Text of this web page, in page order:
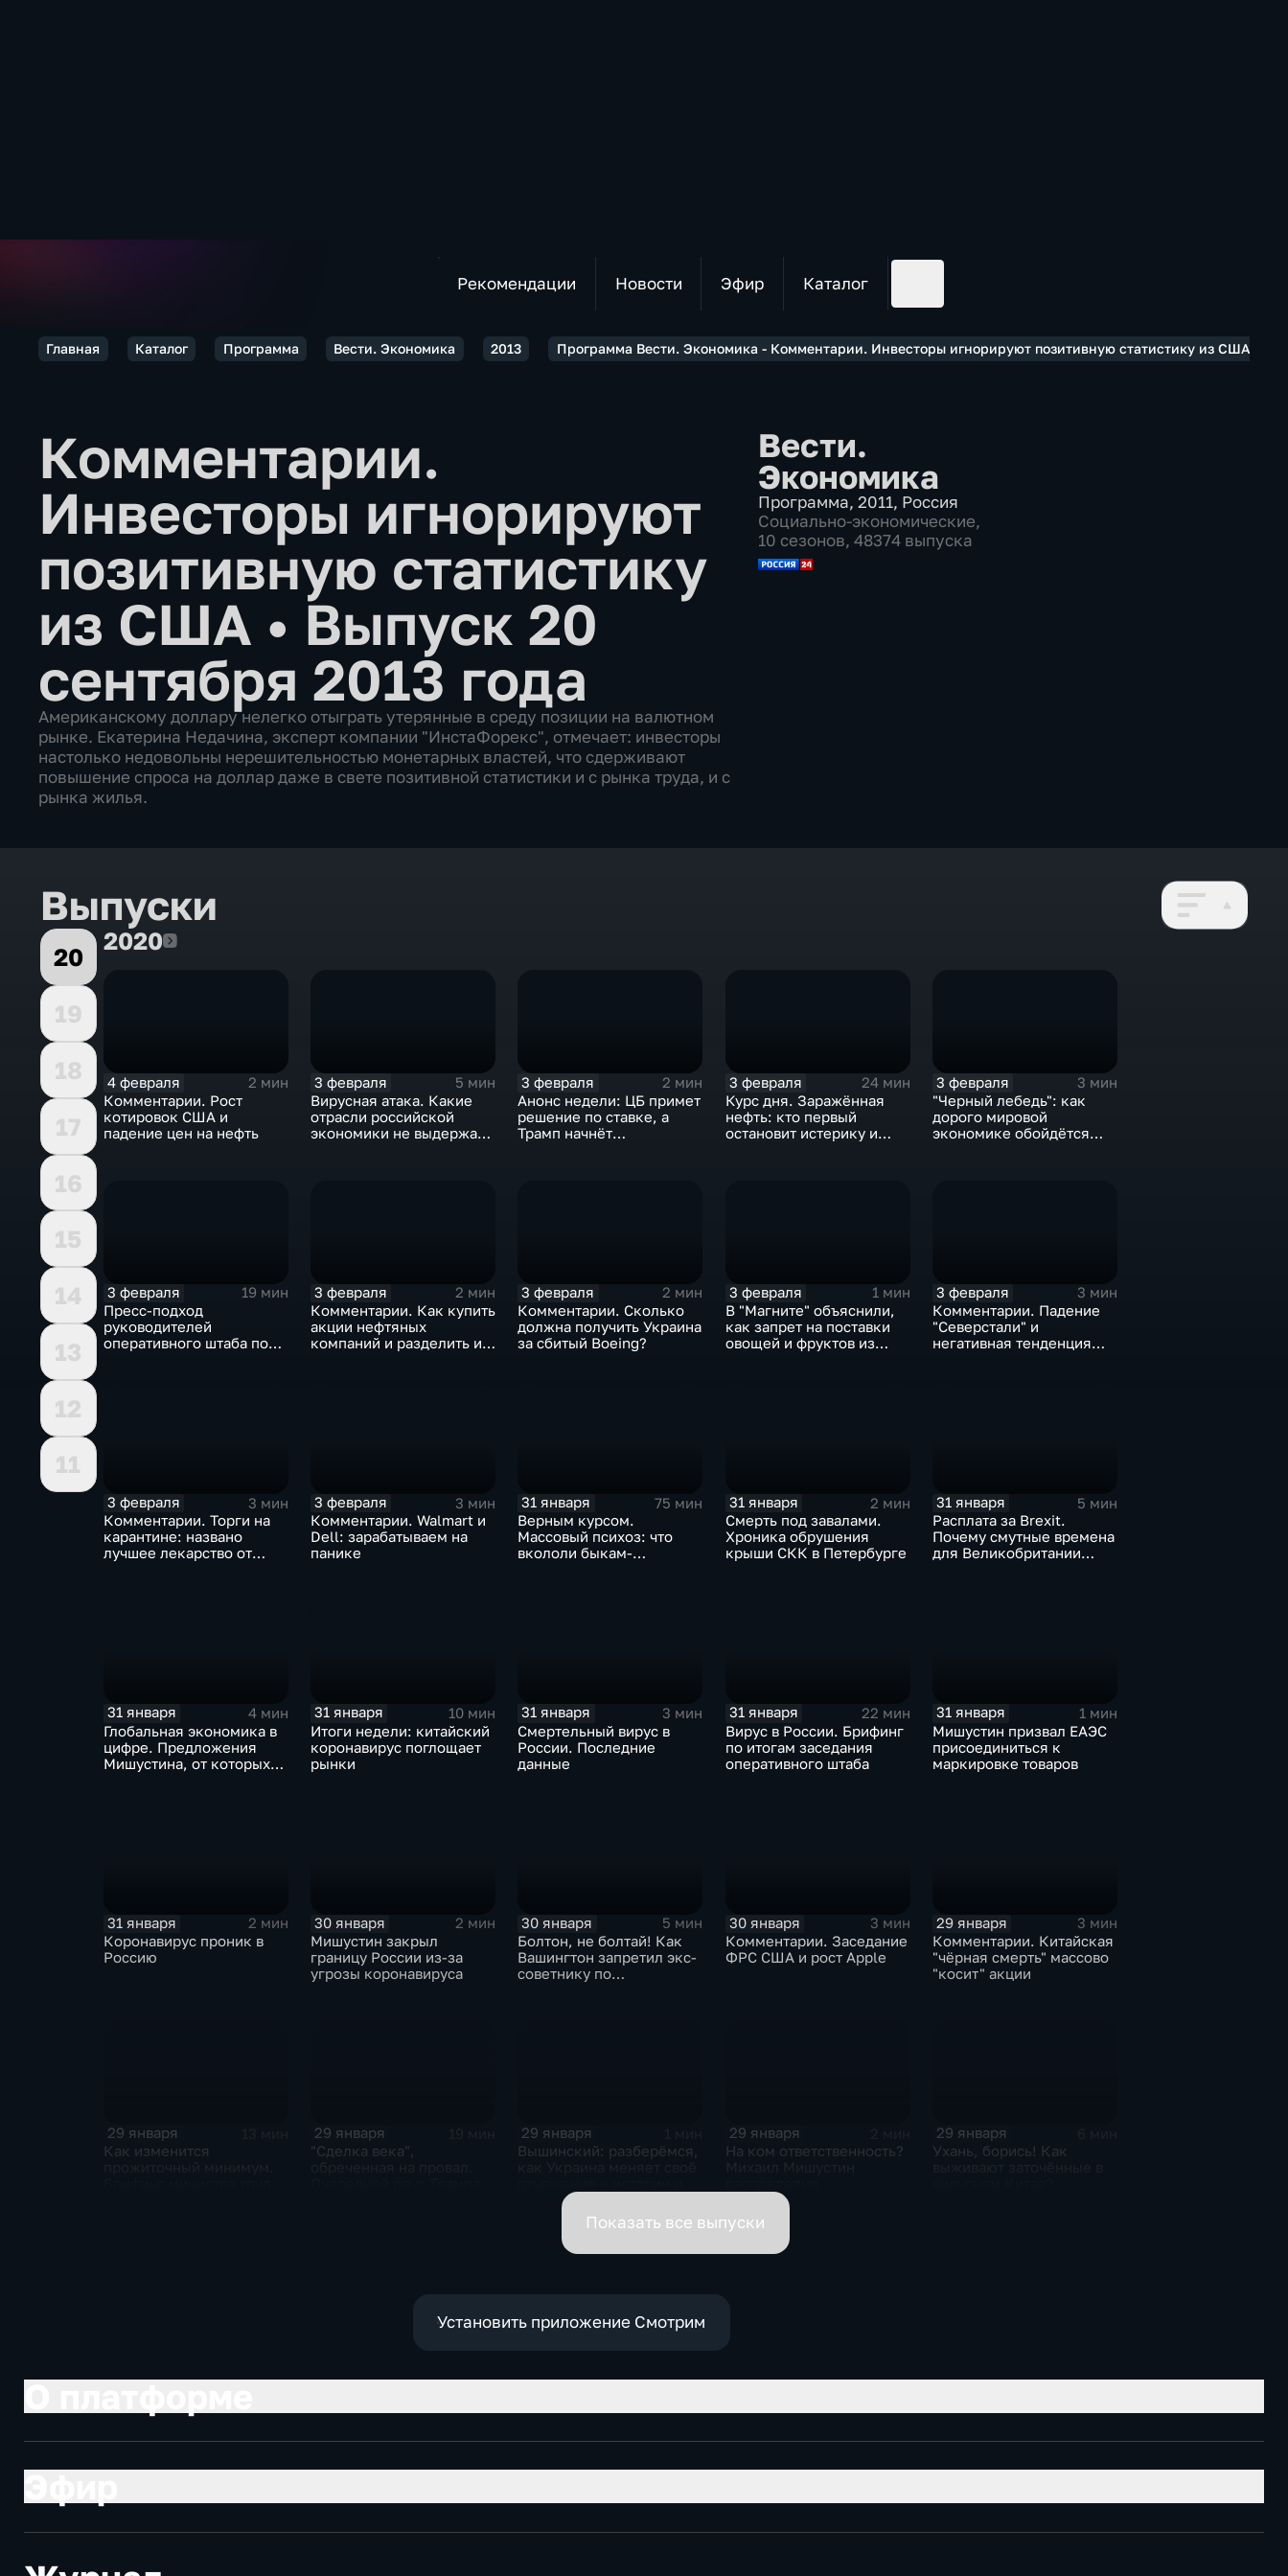
Рекомендации Новости Эфир Каталог
Главная Каталог Программа Вести. Экономика 2013 Программа Вести. Экономика - Комментарии. Инвесторы игнорируют позитивную статистику из США
Комментарии.
Инвесторы игнорируют
позитивную статистику
из США • Выпуск 20
сентября 2013 года
Американскому доллару нелегко отыграть утерянные в среду позиции на валютном
рынке. Екатерина Недачина, эксперт компании "ИнстаФорекс", отмечает: инвесторы
настолько недовольны нерешительностью монетарных властей, что сдерживают
повышение спроса на доллар даже в свете позитивной статистики и с рынка труда, и с
рынка жилья.
Вести.
Экономика
Программа, 2011, Россия
Социально-экономические,
10 сезонов, 48374 выпуска
Выпуски
20
19
18
17
16
15
14
13
12
11
20202020
4 февраля
2 мин
Комментарии. Рост
котировок США и
падение цен на нефть
3 февраля
5 мин
Вирусная атака. Какие
отрасли российской
экономики не выдержат
3 февраля
2 мин
Анонс недели: ЦБ примет
решение по ставке, а
Трамп начнёт
3 февраля
24 мин
Курс дня. Заражённая
нефть: кто первый
остановит истерику и
3 февраля
3 мин
"Черный лебедь": как
дорого мировой
экономике обойдётся
3 февраля
19 мин
Пресс-подход
руководителей
оперативного штаба по
3 февраля
2 мин
Комментарии. Как купить
акции нефтяных
компаний и разделить их
3 февраля
2 мин
Комментарии. Сколько
должна получить Украина
за сбитый Boeing?
3 февраля
1 мин
В "Магните" объяснили,
как запрет на поставки
овощей и фруктов из
3 февраля
3 мин
Комментарии. Падение
"Северстали" и
негативная тенденция
3 февраля
3 мин
Комментарии. Торги на
карантине: названо
лучшее лекарство от
3 февраля
3 мин
Комментарии. Walmart и
Dell: зарабатываем на
панике
31 января
75 мин
Верным курсом.
Массовый психоз: что
вкололи быкам-
31 января
2 мин
Смерть под завалами.
Хроника обрушения
крыши СКК в Петербурге
31 января
5 мин
Расплата за Brexit.
Почему смутные времена
для Великобритании
31 января
4 мин
Глобальная экономика в
цифре. Предложения
Мишустина, от которых
31 января
10 мин
Итоги недели: китайский
коронавирус поглощает
рынки
31 января
3 мин
Смертельный вирус в
России. Последние
данные
31 января
22 мин
Вирус в России. Брифинг
по итогам заседания
оперативного штаба
31 января
1 мин
Мишустин призвал ЕАЭС
присоединиться к
маркировке товаров
31 января
2 мин
Коронавирус проник в
Россию
30 января
2 мин
Мишустин закрыл
границу России из-за
угрозы коронавируса
30 января
5 мин
Болтон, не болтай! Как
Вашингтон запретил экс-
советнику по
30 января
3 мин
Комментарии. Заседание
ФРС США и рост Apple
29 января
3 мин
Комментарии. Китайская
"чёрная смерть" массово
"косит" акции
29 января
Как изменится
29 января
"Сделка века",
29 января
Вышинский: разберёмся,
почему
29 января
На ком ответственность?
обязанности вице-
премьеров
29 января
Ухань, борись! Как
Показать все выпуски
Установить приложение Смотрим